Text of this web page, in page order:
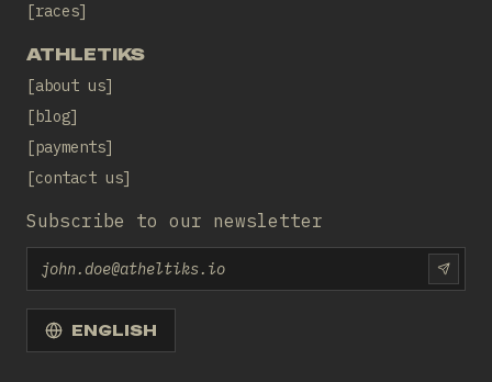
races
ATHLETIKS
about us
blog
payments
contact us
Subscribe to our newsletter
Email
ENGLISH